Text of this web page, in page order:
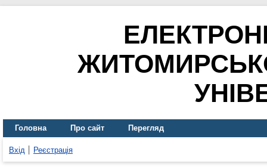
Головна Про сайт Перегляд
Вхід Реєстрація